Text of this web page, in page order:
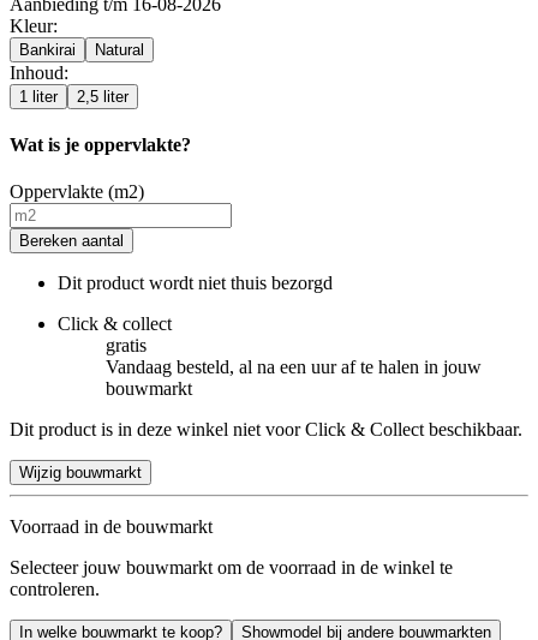
Kleur:
Bankirai Natural
Inhoud:
1 liter 2,5 liter
Wat is je oppervlakte?
Oppervlakte (m2)
Bereken aantal
Dit product wordt niet thuis bezorgd
Click & collect
gratis
Vandaag besteld, al na een uur af te halen in jouw
bouwmarkt
Dit product is in deze winkel niet voor Click & Collect beschikbaar.
Wijzig bouwmarkt
Voorraad in de bouwmarkt
Selecteer jouw bouwmarkt om de voorraad in de winkel te
controleren.
In welke bouwmarkt te koop? Showmodel bij andere bouwmarkten